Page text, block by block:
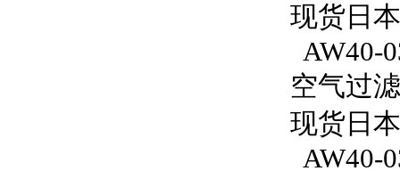
现货日
AW40-
空气过
现货日
AW40-